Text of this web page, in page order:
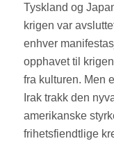
Tyskland og
krigen var
enhver
opphavet til
fra kulturen. Men
Irak trakk den
amerikanske
frihetsfiendtlige